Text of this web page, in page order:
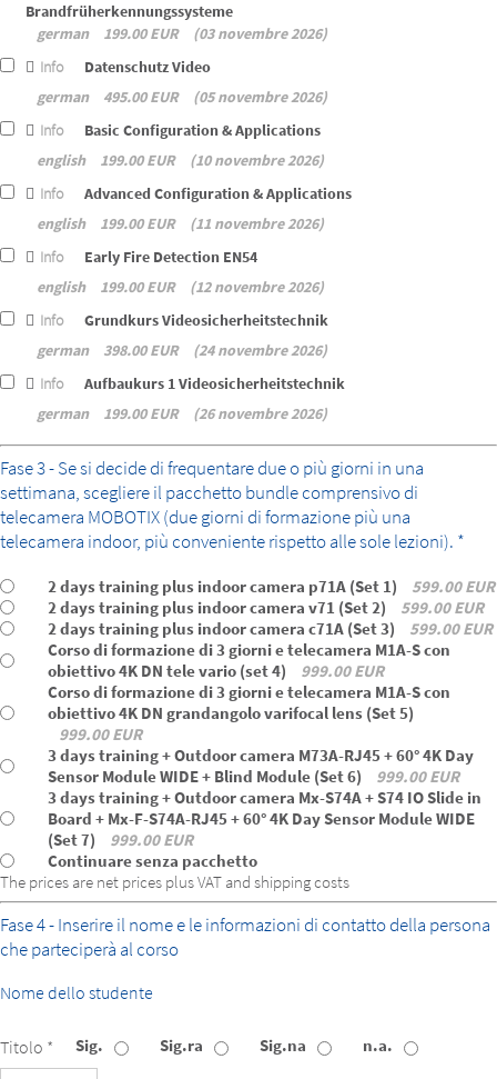
Brandfrüherkennungssysteme
german
199.00 EUR
03 novembre 2026
Info
Datenschutz Video
german
495.00 EUR
05 novembre 2026
Info
Basic Configuration & Applications
english
199.00 EUR
10 novembre 2026
Info
Advanced Configuration & Applications
english
199.00 EUR
11 novembre 2026
Info
Early Fire Detection EN54
english
199.00 EUR
12 novembre 2026
Info
Grundkurs Videosicherheitstechnik
german
398.00 EUR
24 novembre 2026
Info
Aufbaukurs 1 Videosicherheitstechnik
german
199.00 EUR 26 novembre 2026
bundle
Fase 3 - Se si decide di frequentare due o più giorni in una
settimana, scegliere il pacchetto bundle comprensivo di
telecamera MOBOTIX (due giorni di formazione più una
telecamera indoor, più conveniente rispetto alle sole lezioni). *
2 days training plus indoor camera p71A (Set 1)
599.00 EUR
2 days training plus indoor camera v71 (Set 2)
599.00 EUR
2 days training plus indoor camera c71A (Set 3)
599.00 EUR
Corso di formazione di 3 giorni e telecamera M1A-S con
obiettivo 4K DN tele vario (set 4)
999.00 EUR
Corso di formazione di 3 giorni e telecamera M1A-S con
obiettivo 4K DN grandangolo varifocal lens (Set 5)
999.00 EUR
3 days training + Outdoor camera M73A-RJ45 + 60° 4K Day
Sensor Module WIDE + Blind Module (Set 6)
999.00 EUR
3 days training + Outdoor camera Mx-S74A + S74 IO Slide in
Board + Mx-F-S74A-RJ45 + 60° 4K Day Sensor Module WIDE
(Set 7)
999.00 EUR
Continuare senza pacchetto
The prices are net prices plus VAT and shipping costs
Fase 4 - Inserire il nome e le informazioni di contatto della persona
che parteciperà al corso
Nome dello studente
Titolo * Sig. Sig.ra Sig.na n.a.